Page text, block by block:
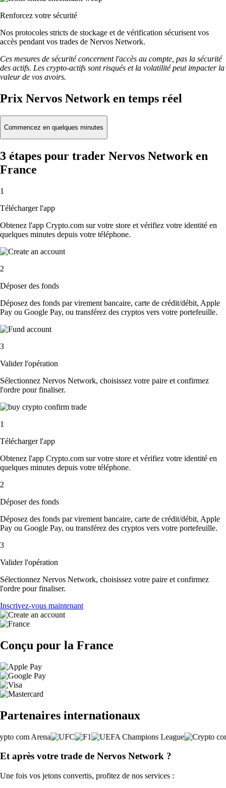
Renforcez votre sécurité
Nos protocoles stricts de stockage et de vérification sécurisent vos
accès pendant vos trades de Nervos Network.
Ces mesures de sécurité concernent l'accès au compte, pas la sécurité
des actifs. Les crypto-actifs sont risqués et la volatilité peut impacter la
valeur de vos avoirs.
Prix Nervos Network en temps réel
Commencez en quelques minutes
3 étapes pour trader Nervos Network en
France
1
Télécharger l'app
Obtenez l'app Crypto.com sur votre store et vérifiez votre identité en
quelques minutes depuis votre téléphone.
2
Déposer des fonds
Déposez des fonds par virement bancaire, carte de crédit/débit, Apple
Pay ou Google Pay, ou transférez des cryptos vers votre portefeuille.
3
Valider l'opération
Sélectionnez Nervos Network, choisissez votre paire et confirmez
l'ordre pour finaliser.
1
Télécharger l'app
Obtenez l'app Crypto.com sur votre store et vérifiez votre identité en
quelques minutes depuis votre téléphone.
2
Déposer des fonds
Déposez des fonds par virement bancaire, carte de crédit/débit, Apple
Pay ou Google Pay, ou transférez des cryptos vers votre portefeuille.
3
Valider l'opération
Sélectionnez Nervos Network, choisissez votre paire et confirmez
l'ordre pour finaliser.
Inscrivez-vous maintenant
Conçu pour la France
Partenaires internationaux
Et après votre trade de Nervos Network ?
Une fois vos jetons convertis, profitez de nos services :